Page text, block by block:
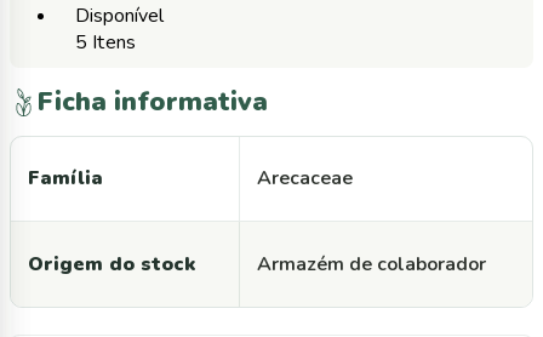
Disponível
5 Itens
Ficha informativa
Família Arecaceae
Origem do stock Armazém de colaborador